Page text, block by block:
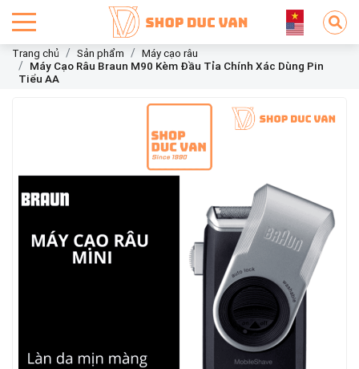
Trang chủ Sản phẩm
Máy cạo râu
Máy Cạo Râu Braun M90 Kèm Đầu Tỉa Chính Xác Dùng Pin
Tiểu AA